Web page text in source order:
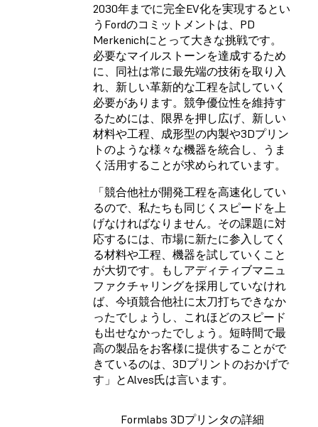
2030年までに完全EV化を実現するとい
うFordのコミットメントは、PD
Merkenichにとって大きな挑戦です。
必要なマイルストーンを達成するため
に、同社は常に最先端の技術を取り入
れ、新しい革新的な工程を試していく
必要があります。競争優位性を維持す
るためには、限界を押し広げ、新しい
材料や工程、成形型の内製や3Dプリン
トのような様々な機器を統合し、うま
く活用することが求められています。
「競合他社が開発工程を高速化してい
るので、私たちも同じくスピードを上
げなければなりません。その課題に対
応するには、市場に新たに参入してく
る材料や工程、機器を試していくこと
が大切です。もしアディティブマニュ
ファクチャリングを採用していなけれ
ば、今頃競合他社に太刀打ちできなか
ったでしょうし、これほどのスピード
も出せなかったでしょう。短時間で最
高の製品をお客様に提供することがで
きているのは、3Dプリントのおかげで
す」とAlves氏は言います。
Formlabs 3Dプリンタの詳細